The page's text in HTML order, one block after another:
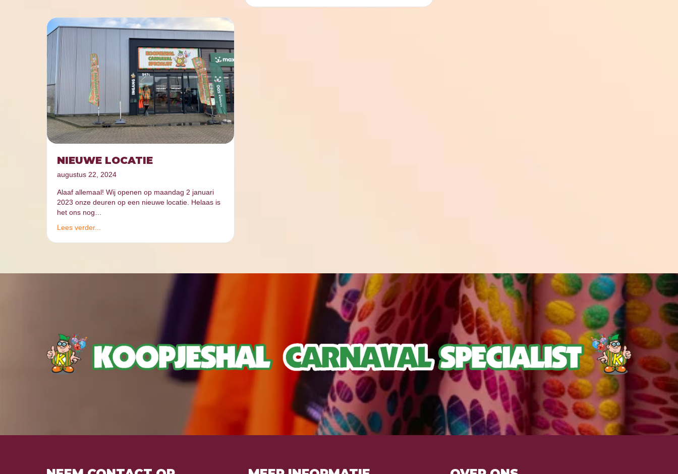
NIEUWE LOCATIE
augustus 22, 2024
Alaaf allemaal! Wij openen op maandag 2 januari
2023 onze deuren op een nieuwe locatie. Helaas is
het ons nog…
Lees verder...